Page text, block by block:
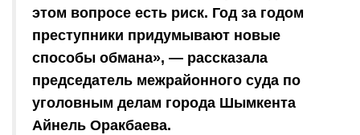
этом вопросе есть риск. Год за годом
преступники придумывают новые
способы обмана», — рассказала
председатель межрайонного суда по
уголовным делам города Шымкента
Айнель Оракбаева.